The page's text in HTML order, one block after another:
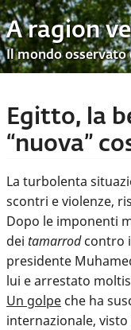
A ragion
Il mondo osservato
Egitto, la
“nuova”
La turbolenta
scontri e violenze,
Dopo le imponenti
dei tamarrodcontro
presidente
lui e arrestato
Un golpe che ha
internazionale,